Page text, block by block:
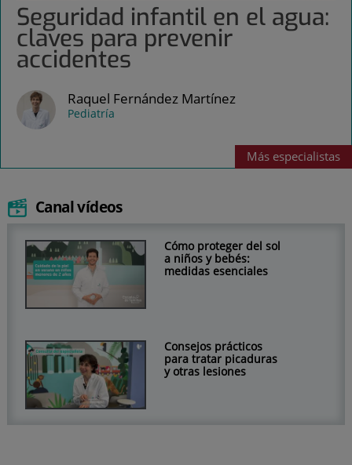
Seguridad infantil en el agua:
claves para prevenir
accidentes
Raquel Fernández Martínez
Pediatría
Más especialistas
Canal vídeos
Cómo proteger del sol
a niños y bebés:
medidas esenciales
Consejos prácticos
para tratar picaduras
y otras lesiones